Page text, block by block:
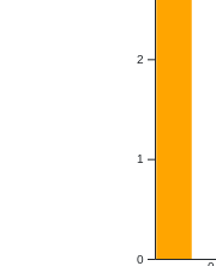
0
1
2